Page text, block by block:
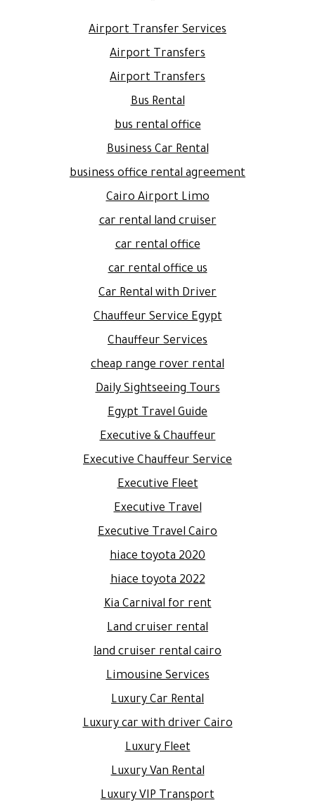
Airport Transfer Services
Airport Transfers
Airport Transfers
Bus Rental
bus rental office
Business Car Rental
business office rental agreement
Cairo Airport Limo
car rental land cruiser
car rental office
car rental office us
Car Rental with Driver
Chauffeur Service Egypt
Chauffeur Services
cheap range rover rental
Daily Sightseeing Tours
Egypt Travel Guide
Executive & Chauffeur
Executive Chauffeur Service
Executive Fleet
Executive Travel
Executive Travel Cairo
hiace toyota 2020
hiace toyota 2022
Kia Carnival for rent
Land cruiser rental
land cruiser rental cairo
Limousine Services
Luxury Car Rental
Luxury car with driver Cairo
Luxury Fleet
Luxury Van Rental
Luxury VIP Transport